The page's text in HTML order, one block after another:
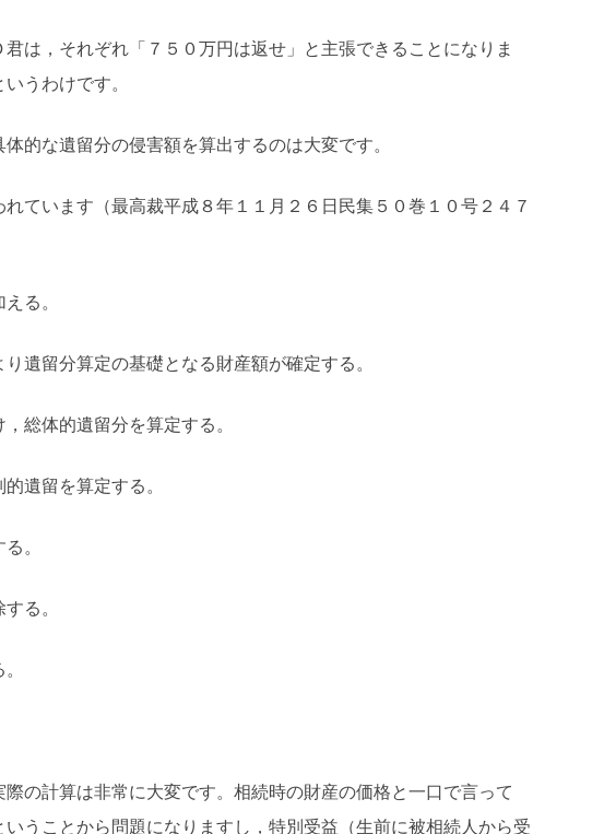
は，それぞれ「７５０万円は返せ」と主張できることになりま
うわけです。
的な遺留分の侵害額を算出するのは大変です。
ています（最高裁平成８年１１月２６日民集５０巻１０号２４７
る。
遺留分算定の基礎となる財産額が確定する。
総体的遺留分を算定する。
遺留を算定する。
。
る。
の計算は非常に大変です。相続時の財産の価格と一口で言って
うことから問題になりますし，特別受益（生前に被相続人から受